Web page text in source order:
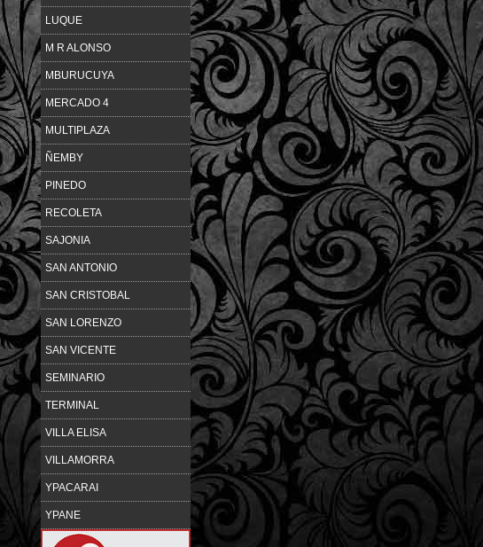
LUQUE
M R ALONSO
MBURUCUYA
MERCADO 4
MULTIPLAZA
ÑEMBY
PINEDO
RECOLETA
SAJONIA
SAN ANTONIO
SAN CRISTOBAL
SAN LORENZO
SAN VICENTE
SEMINARIO
TERMINAL
VILLA ELISA
VILLAMORRA
YPACARAI
YPANE